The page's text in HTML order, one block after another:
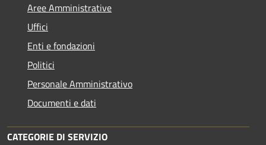
Aree Amministrative
Uffici
Enti e fondazioni
Politici
Personale Amministrativo
Documenti e dati
CATEGORIE DI SERVIZIO